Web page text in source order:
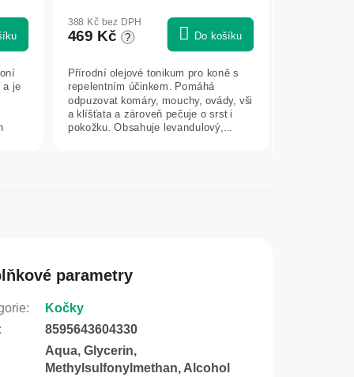
a je
388 Kč bez DPH
469 Kč ? Do košíku
Přírodní olejové tonikum pro koně s
repelentním účinkem. Pomáhá
odpuzovat komáry, mouchy, ovády, vši
a klíšťata a zároveň pečuje o srst i
pokožku. Obsahuje levandulový,...
parametry
:
Kočky
: 8595643604330
Aqua, Glycerin,
Methylsulfonylmethan, Alcohol